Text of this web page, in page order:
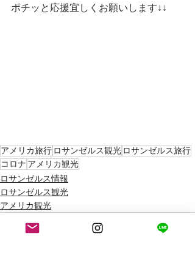
ポチッと応援宜しくお願いします↓↓
アメリカ旅行 ロサンゼルス観光 ロサンゼルス旅行
コロナ アメリカ観光
ロサンゼルス情報
ロサンゼルス観光
アメリカ観光